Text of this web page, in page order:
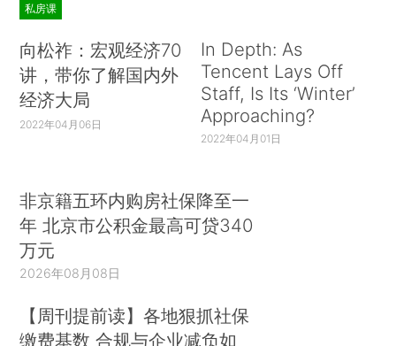
私房课
向松祚：宏观经济70
讲，带你了解国内外
经济大局
2022年04月06日
In Depth: As
Tencent Lays Off
Staff, Is Its ‘Winter’
Approaching?
2022年04月01日
非京籍五环内购房社保降至一
年 北京市公积金最高可贷340
万元
2026年08月08日
【周刊提前读】各地狠抓社保
缴费基数 合规与企业减负如